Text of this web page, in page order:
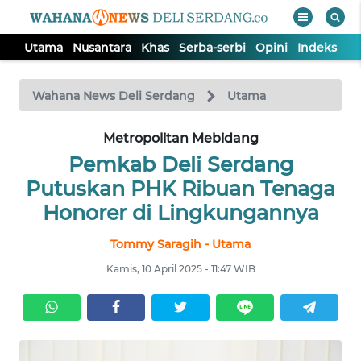
Utama Nusantara Khas Serba-serbi Opini Indeks
Wahana News Deli Serdang Utama
Metropolitan Mebidang
Pemkab Deli Serdang
Putuskan PHK Ribuan Tenaga
Honorer di Lingkungannya
Tommy Saragih - Utama
Kamis, 10 April 2025 - 11:47 WIB
TV
Tutup
NUSANTARA
SERBI
OPINI